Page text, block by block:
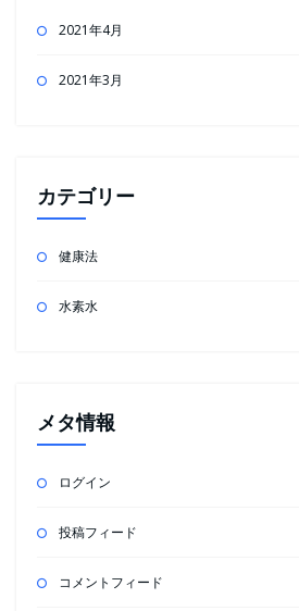
2021年4月
2021年3月
カテゴリー
健康法
水素水
メタ情報
ログイン
投稿フィード
コメントフィード